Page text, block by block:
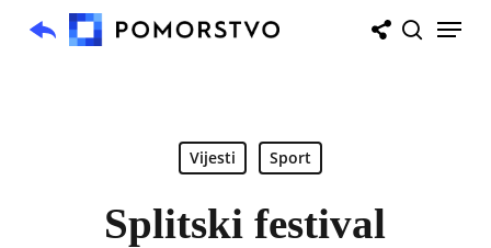
Menu
Vijesti Sport
Splitski festival